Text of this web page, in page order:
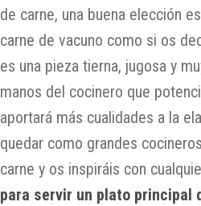
de carne, una buena elección
carne de vacuno como si os
es una pieza tierna, jugosa y
manos del cocinero que
aportará más cualidades a la
quedar como grandes
carne y os inspiráis con
para servir un plato principal